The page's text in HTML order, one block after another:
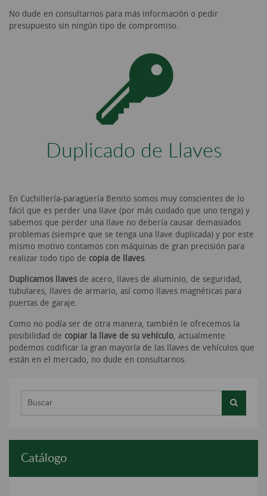
No dude en consultarnos para más información o pedir
presupuesto sin ningún tipo de compromiso.
Duplicado de Llaves
En Cuchillería-paragüería Benito somos muy conscientes de lo
fácil que es perder una llave (por más cuidado que uno tenga) y
sabemos que perder una llave no debería causar demasiados
problemas (siempre que se tenga una llave duplicada) y por este
mismo motivo contamos con máquinas de gran precisión para
realizar todo tipo de copia de llaves.
Duplicamos llaves de acero, llaves de aluminio, de seguridad,
tubulares, llaves de armario, así como llaves magnéticas para
puertas de garaje.
Como no podía ser de otra manera, también le ofrecemos la
posibilidad de copiar la llave de su vehículo, actualmente
podemos codificar la gran mayoría de las llaves de vehículos que
están en el mercado, no dude en consultarnos.
Catálogo